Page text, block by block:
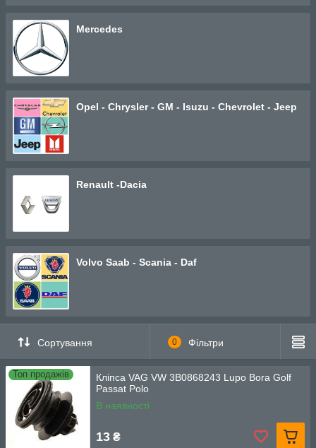
Mercedes
Opel - Chrysler - GM - Isuzu - Chevrolet - Jeep
Renault -Dacia
Volvo Saab - Scania - Daf
Сортування 0 Фільтри
Топ продажів
Кліпса VAG VW 3B0868243 Lupo Bora Golf
Passat Polo
В наявності
13 ₴